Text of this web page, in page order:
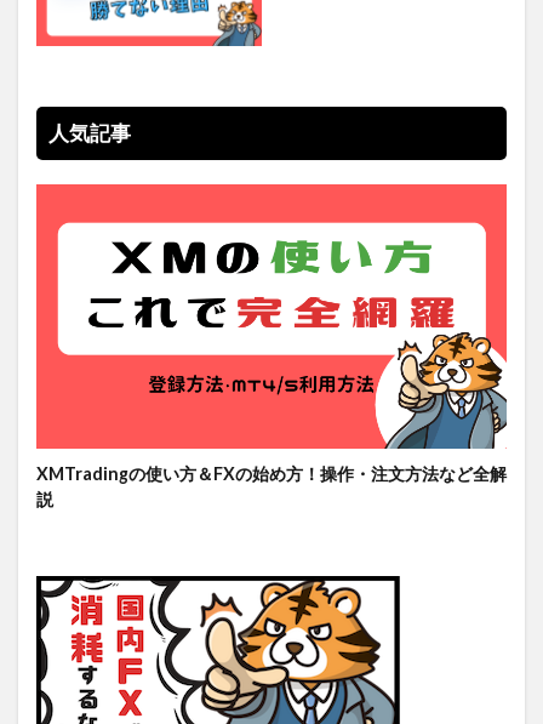
人気記事
XMTradingの使い方＆FXの始め方！操作・注文方法など全解
説